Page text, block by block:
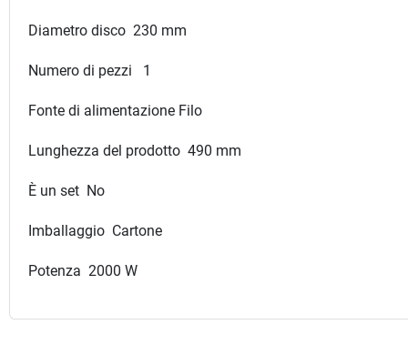
Diametro disco 230 mm
Numero di pezzi 1
Fonte di alimentazione Filo
Lunghezza del prodotto 490 mm
È un set No
Imballaggio Cartone
Potenza 2000 W